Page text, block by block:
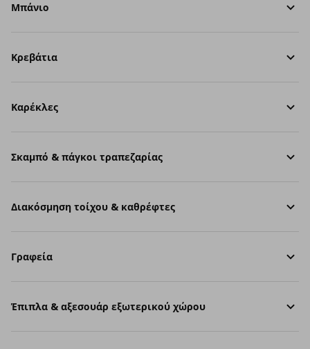
Μπάνιο
Κρεβάτια
Καρέκλες
Σκαμπό & πάγκοι τραπεζαρίας
Διακόσμηση τοίχου & καθρέφτες
Γραφεία
Έπιπλα & αξεσουάρ εξωτερικού χώρου